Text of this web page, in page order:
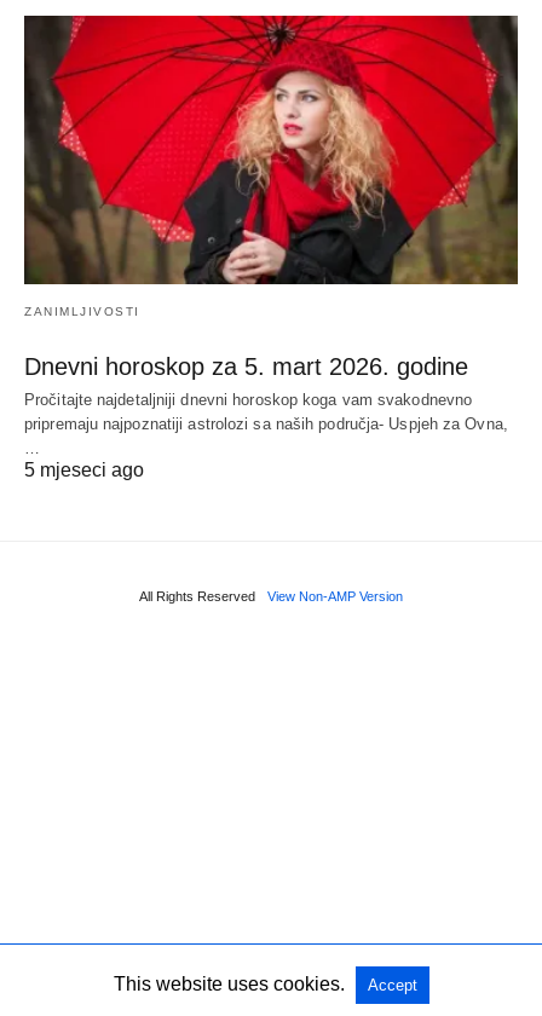
ZANIMLJIVOSTI
Dnevni horoskop za 5. mart 2026. godine
Pročitajte najdetaljniji dnevni horoskop koga vam svakodnevno
pripremaju najpoznatiji astrolozi sa naših područja- Uspjeh za Ovna,
5 mjeseci ago
All Rights Reserved View Non-AMP Version
This website uses cookies. Accept